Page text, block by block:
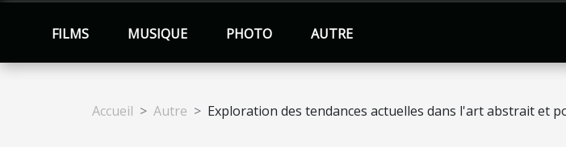
FILMS MUSIQUE PHOTO AUTRE
Accueil Autre Exploration des tendances actuelles dans l'art abstrait et